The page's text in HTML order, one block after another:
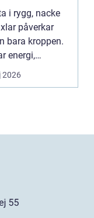
i rygg, nacke
påverkar
bara kroppen.
energi,
och
2026